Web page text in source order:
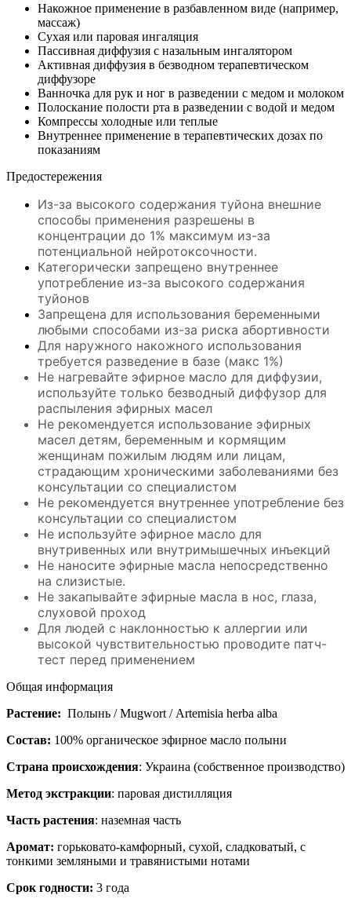
Накожное применение в разбавленном виде (например,
массаж)
Сухая или паровая ингаляция
Пассивная диффузия с назальным ингалятором
Активная диффузия в безводном терапевтическом
диффузоре
Ванночка для рук и ног в разведении с медом и молоком
Полоскание полости рта в разведении с водой и медом
Компрессы холодные или теплые
Внутреннее применение в терапевтических дозах по
показаниям
Предостережения
Из-за высокого содержания туйона внешние
способы применения разрешены в
концентрации до 1% максимум из-за
потенциальной нейротоксочности.
Категорически запрещено внутреннее
употребление из-за высокого содержания
туйонов
Запрещена для использования беременными
любыми способами из-за риска абортивности
Для наружного накожного использования
требуется разведение в базе (макс 1%)
Не нагревайте эфирное масло для диффузии,
используйте только безводный диффузор для
распыления эфирных масел
Не рекомендуется использование эфирных
масел детям, беременным и кормящим
женщинам пожилым людям или лицам,
страдающим хроническими заболеваниями без
консультации со специалистом
Не рекомендуется внутреннее употребление без
консультации со специалистом
Не используйте эфирное масло для
внутривенных или внутримышечных инъекций
Не наносите эфирные масла непосредственно
на слизистые.
Не закапывайте эфирные масла в нос, глаза,
слуховой проход
Для людей с наклонностью к аллергии или
высокой чувствительностью проводите патч-
тест перед применением
Общая информация
Растение: Полынь / Mugwort / Artemisia herba alba
Состав: 100% органическое эфирное масло полыни
Страна происхождения: Украина (собственное производство)
Метод экстракции: паровая дистилляция
Часть растения: наземная часть
Аромат: горьковато-камфорный, сухой, сладковатый, с
тонкими земляными и травянистыми нотами
Срок годности: 3 года